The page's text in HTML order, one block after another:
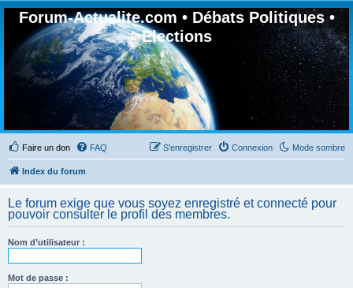
Forum-Actualite.com • Débats Politiques •
Elections
Faire un don Mode sombre
FAQ Connexion
S’enregistrer
Index du forum
Le forum exige que vous soyez enregistré et connecté pour
pouvoir consulter le profil des membres.
Nom d’utilisateur :
Mot de passe :